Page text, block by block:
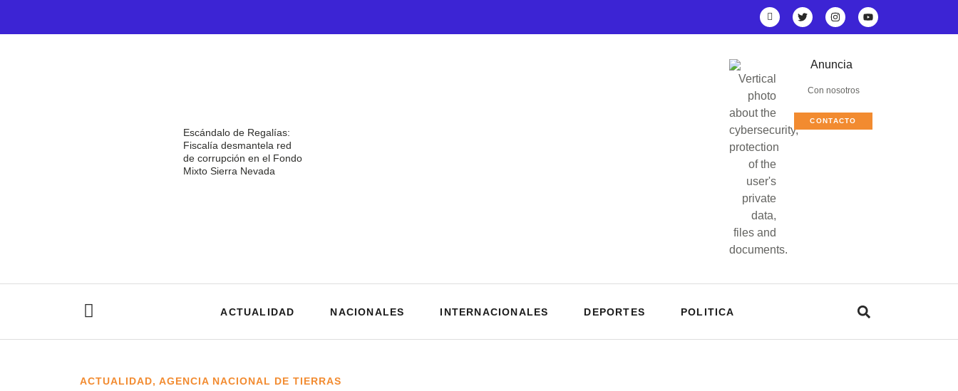
Escándalo de Regalías:
Fiscalía desmantela red
de corrupción en el Fondo
Mixto Sierra Nevada
Anuncia
Con nosotros
CONTACTO
ACTUALIDAD NACIONALES INTERNACIONALES DEPORTES POLITICA
ACTUALIDAD, AGENCIA NACIONAL DE TIERRAS